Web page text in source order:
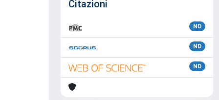
Citazioni
ND
ND
ND